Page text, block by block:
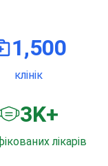
1,500
клінік
3K+
лікарів